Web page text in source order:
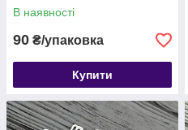
В наявності
90 ₴/упаковка
Купити